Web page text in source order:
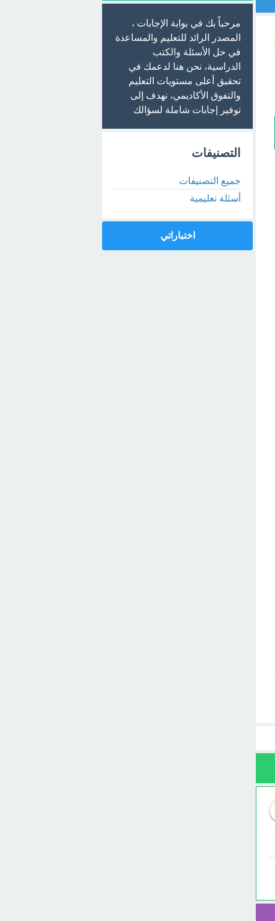
مرحباً بك في بوابة الإجابات ،
المصدر الرائد للتعليم والمساعدة
في حل الأسئلة والكتب
الدراسية، نحن هنا لدعمك في
تحقيق أعلى مستويات التعليم
والتفوق الأكاديمي، نهدف إلى
توفير إجابات شاملة لسؤالك
التصنيفات
جميع التصنيفات
أسئلة تعليمية
اختباراتي